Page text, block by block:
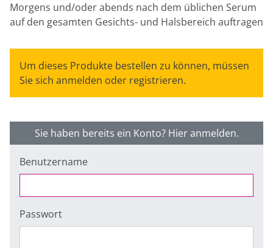
Morgens und/oder abends nach dem üblichen Serum
auf den gesamten Gesichts- und Halsbereich auftragen
Um dieses Produkte bestellen zu können, müssen
Sie sich anmelden oder registrieren.
Sie haben bereits ein Konto? Hier anmelden.
Benutzername
Passwort